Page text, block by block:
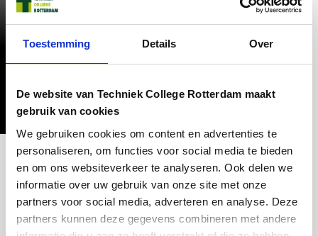
Toestemming Details Over
De website van Techniek College Rotterdam maakt
gebruik van cookies
We gebruiken cookies om content en advertenties te
personaliseren, om functies voor social media te bieden
en om ons websiteverkeer te analyseren. Ook delen we
informatie over uw gebruik van onze site met onze
partners voor social media, adverteren en analyse. Deze
partners kunnen deze gegevens combineren met andere
Prins Alexanderlaan
Prins Alexanderlaan 55
Opleiding in cijfers